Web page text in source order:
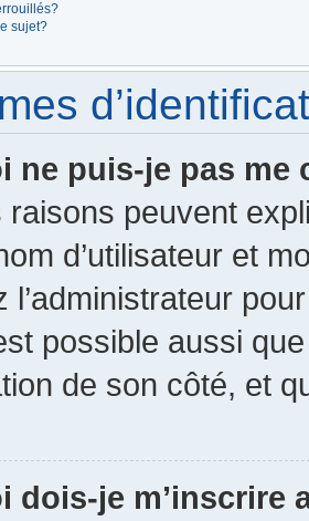
sujet?
ne puis-je pas me
raisons peuvent
d’utilisateur et
l’administrateur
possible aussi
de son côté, et
dois-je m’inscrire